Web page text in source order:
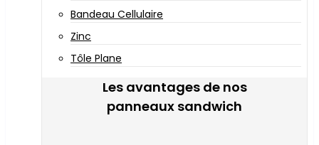
Bandeau Cellulaire
Zinc
Tôle Plane
Les avantages de nos
panneaux sandwich